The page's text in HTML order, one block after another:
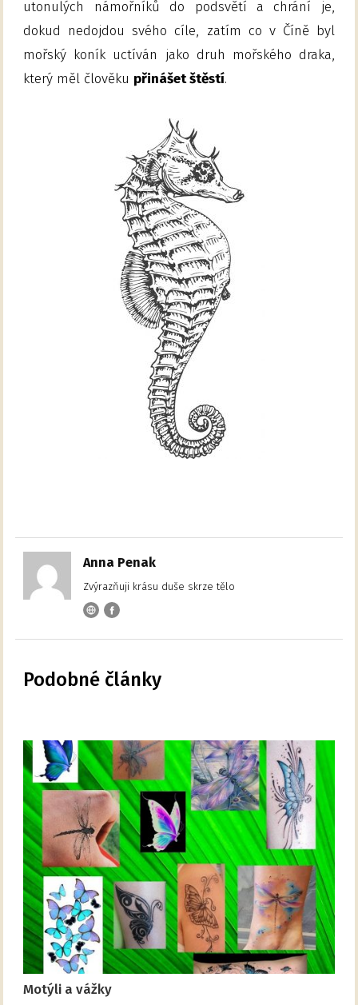
utonulých námořníků do podsvětí a chrání je,
dokud nedojdou svého cíle, zatím co v Číně byl
mořský koník uctíván jako druh mořského draka,
který měl člověku přinášet štěstí.
Anna Penak
Zvýrazňuji krásu duše skrze tělo
Podobné články
Motýli a vážky